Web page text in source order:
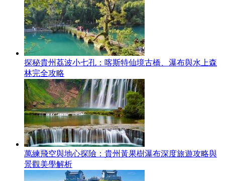
探秘貴州荔波小七孔：喀斯特仙境古橋、瀑布與水上森
林完全攻略
萬練飛空與地心探險：貴州黃果樹瀑布深度旅遊攻略與
景觀美學解析